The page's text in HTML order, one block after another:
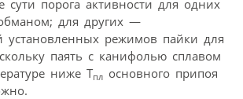
сути порога активности для одних
для других —
установленных режимов пайки для
паять с канифолью сплавом
ниже Тпл основного припоя